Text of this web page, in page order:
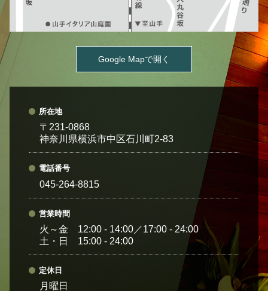
Google Mapで開く
所在地
〒231-0868
神奈川県横浜市中区石川町2-83
電話番号
045-264-8815
営業時間
火～金 12:00 - 14:00／17:00 - 24:00
土・日 15:00 - 24:00
定休日
月曜日